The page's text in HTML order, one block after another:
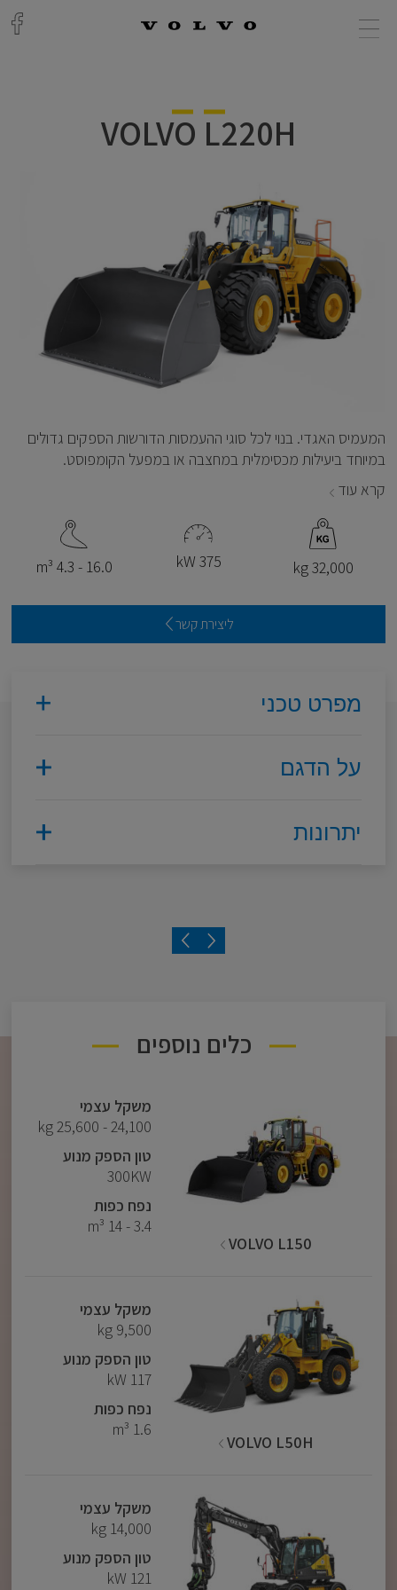
המעמיס האגדי. בנוי לכל סוגי ההעמסות הדורשות הספקים גדולים
במיוחד ביעילות מכסימלית במחצבה או במפעל הקומפוסט.
קרא עוד
32,000 kg
375 kW
16.0 - 4.3 m³
ליצירת קשר
VOLVO L220H
מפרט טכני
16.0 - 4.3 מ"ק
על הדגם
להורדת המפרט המלא
יתרונות
כלים נוספים
VOLVO L150
משקל עצמי
24,100 - 25,600 kg
טון הספק מנוע
300KW
נפח כפות
3.4 - 14 m³
VOLVO L50H
משקל עצמי
9,500 kg
טון הספק מנוע
117 kW
נפח כפות
1.6 m³
משקל עצמי
14,000 kg
טון הספק מנוע
121 kW